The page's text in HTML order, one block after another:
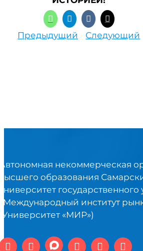
Предыдущий Следующий
некоммерческая
образования
государственного
институт
«МИР»)